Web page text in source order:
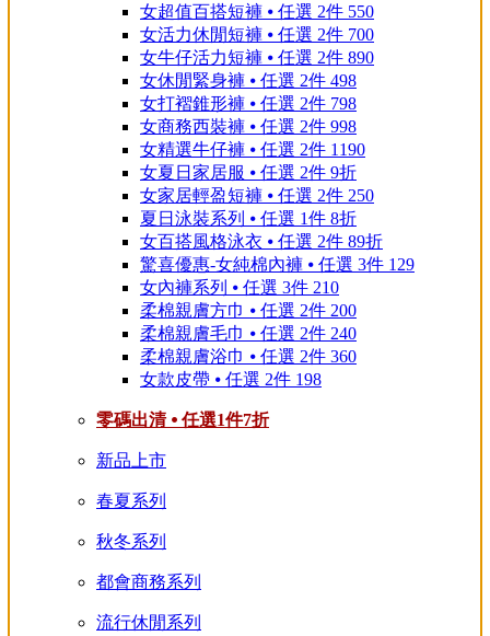
女超值百搭短褲 ⦁ 任選 2件 550
女活力休閒短褲 ⦁ 任選 2件 700
女牛仔活力短褲 ⦁ 任選 2件 890
女休閒緊身褲 ⦁ 任選 2件 498
女打褶錐形褲 ⦁ 任選 2件 798
女商務西裝褲 ⦁ 任選 2件 998
女精選牛仔褲 ⦁ 任選 2件 1190
女夏日家居服 ⦁ 任選 2件 9折
女家居輕盈短褲 ⦁ 任選 2件 250
夏日泳裝系列 ⦁ 任選 1件 8折
女百搭風格泳衣 ⦁ 任選 2件 89折
驚喜優惠-女純棉內褲 ⦁ 任選 3件 129
女內褲系列 ⦁ 任選 3件 210
柔棉親膚方巾 ⦁ 任選 2件 200
柔棉親膚毛巾 ⦁ 任選 2件 240
柔棉親膚浴巾 ⦁ 任選 2件 360
女款皮帶 ⦁ 任選 2件 198
零碼出清 ⦁ 任選1件7折
新品上市
春夏系列
秋冬系列
都會商務系列
流行休閒系列